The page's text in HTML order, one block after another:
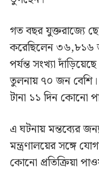
গত বছর যুক্তরাজ্যে
করেছিলেন ৩৬,৮১৬
পর্যন্ত সংখ্যা
তুলনায় ৭০ জন
টানা ১১ দিন কোনো
এ ঘটনায় মন্তব্যের
মন্ত্রণালয়ের সঙ্গে
কোনো প্রতিক্রিয়া